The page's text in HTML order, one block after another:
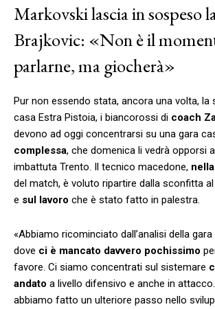
Markovski lascia in sospeso
Brajkovic: «Non è il
parlarne, ma giocherà»
Pur non essendo stata, ancora una volta, la
casa Estra Pistoia, i biancorossi di coach
devono ad oggi concentrarsi su una gara
complessa, che domenica li vedrà opporsi
imbattuta Trento. Il tecnico macedone,
del match, è voluto ripartire dalla sconfitta
e sul lavoro che è stato fatto in palestra.
«Abbiamo ricominciato dall’analisi della
dove ci è mancato davvero pochissimo
favore. Ci siamo concentrati sul sistemare
andato a livello difensivo e anche in
abbiamo fatto un ulteriore passo nello